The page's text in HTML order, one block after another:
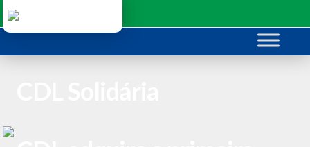
para
conteúdo